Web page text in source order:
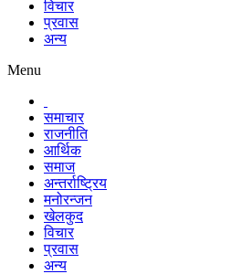
विचार
प्रवास
अन्य
Menu
समाचार
राजनीति
आर्थिक
समाज
अन्तर्राष्ट्रिय
मनोरन्जन
खेलकुद
विचार
प्रवास
अन्य